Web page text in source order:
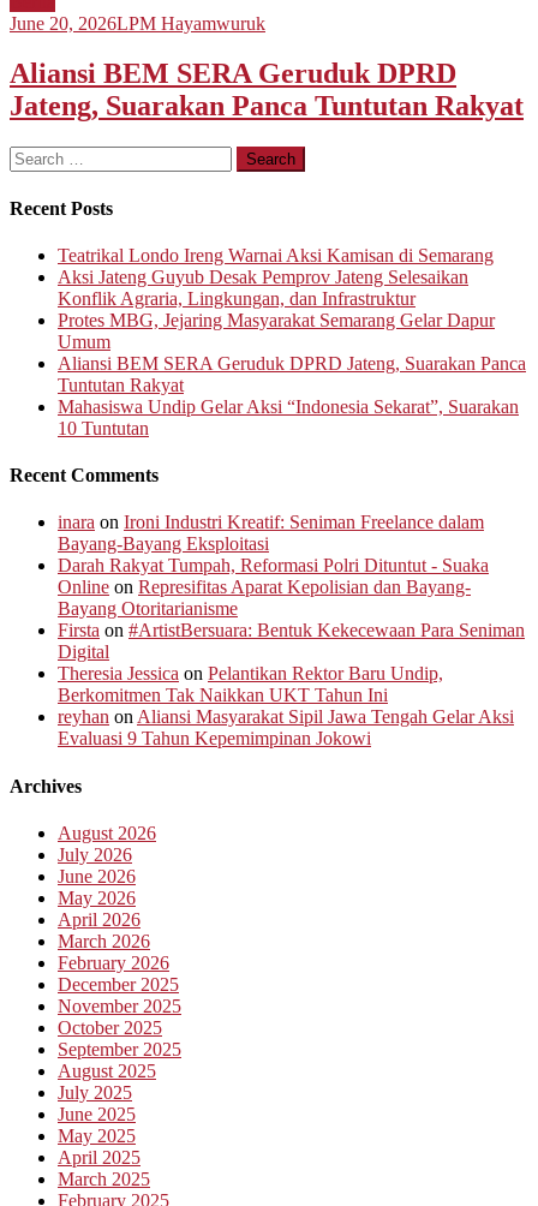
June 20, 2026LPM Hayamwuruk
Aliansi BEM SERA Geruduk DPRD
Jateng, Suarakan Panca Tuntutan Rakyat
Search
for:
Recent Posts
Teatrikal Londo Ireng Warnai Aksi Kamisan di Semarang
Aksi Jateng Guyub Desak Pemprov Jateng Selesaikan
Konflik Agraria, Lingkungan, dan Infrastruktur
Protes MBG, Jejaring Masyarakat Semarang Gelar Dapur
Umum
Aliansi BEM SERA Geruduk DPRD Jateng, Suarakan Panca
Tuntutan Rakyat
Mahasiswa Undip Gelar Aksi “Indonesia Sekarat”, Suarakan
10 Tuntutan
Recent Comments
inara on Ironi Industri Kreatif: Seniman Freelance dalam
Bayang-Bayang Eksploitasi
Darah Rakyat Tumpah, Reformasi Polri Dituntut - Suaka
Online on Represifitas Aparat Kepolisian dan Bayang-
Bayang Otoritarianisme
Firsta on #ArtistBersuara: Bentuk Kekecewaan Para Seniman
Digital
Theresia Jessica on Pelantikan Rektor Baru Undip,
Berkomitmen Tak Naikkan UKT Tahun Ini
reyhan onAliansi Masyarakat Sipil Jawa Tengah Gelar Aksi
Evaluasi 9 Tahun Kepemimpinan Jokowi
Archives
August 2026
July 2026
June 2026
May 2026
April 2026
March 2026
February 2026
December 2025
November 2025
October 2025
September 2025
August 2025
July 2025
June 2025
May 2025
April 2025
March 2025
February 2025